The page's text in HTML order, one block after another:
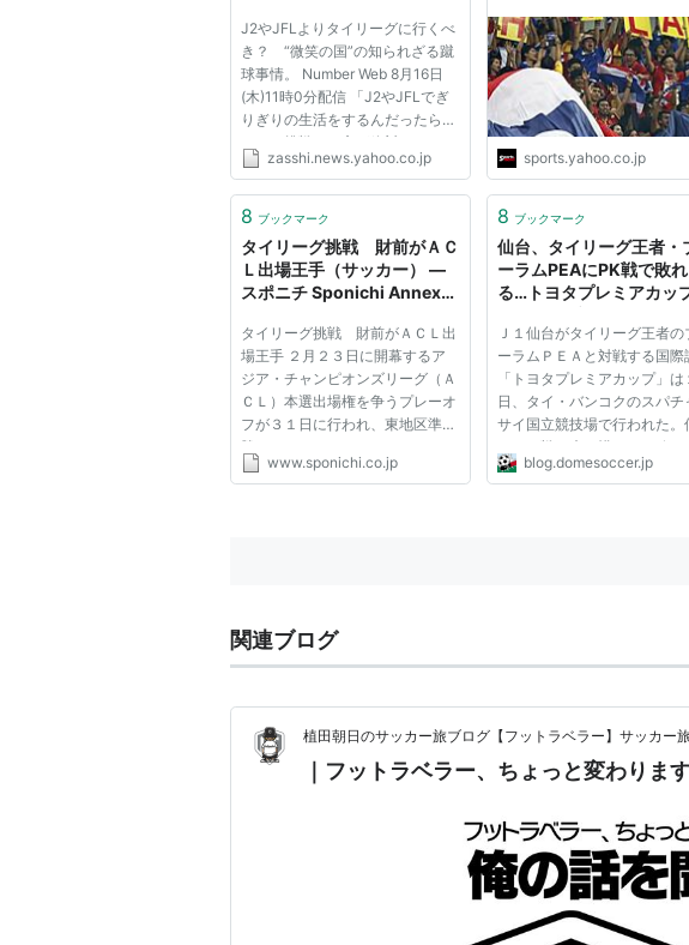
ニュース
J2やJFLよりタイリーグに行くべ
き？ “微笑の国”の知られざる蹴
球事情。 Number Web 8月16日
(木)11時0分配信 「J2やJFLでぎ
りぎりの生活をするんだったら、
タイで挑戦する方が絶対にいいと
思います」 小澤竜己 （元パタ
イスで行なわれていたドルトムン
どで...
zasshi.news.yahoo.co.jp
ツナビ
sports.yahoo.co.jp
8 ブックマーク
タイリーグ挑戦 財前がＡＣ
Ｌ出場王手（サッカー） ―
スポニチ Sponichi Annex
タイリーグ挑戦 財前がＡＣＬ出
場王手 ２月２３日に開幕するア
ジア・チャンピオンズリーグ（Ａ
ＣＬ）本選出場権を争うプレーオ
フが３１日に行われ、東地区準決
勝でムアントン・ユナイテッド
（タイ）がダナン（ベトナム）を
www.sponichi.co.jp
8 ブックマーク
仙台、タイリーグ王者・
ーラムPEAにPK戦で敗れ
る…トヨタプレミアカッ
Ｊ１仙台がタイリーグ王者の
ーラムＰＥＡと対戦する国際
「トヨタプレミアカップ」は
日、タイ・バンコクのスパチ
サイ国立競技場で行われた。
はＰＫ戦の末、惜しくも敗れ
地元の人気チームとの注目の
blog.domesoccer.jp
関連ブログ
植田朝日のサッカー旅ブログ【フットラベラー】サッカー
｜フットラベラー、ちょっと変わりま